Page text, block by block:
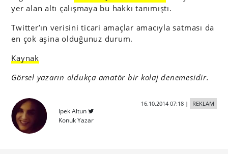
yer alan altı çalışmaya bu hakkı tanımıştı.
Twitter’ın verisini ticari amaçlar amacıyla satması da
en çok aşina olduğunuz durum.
Kaynak
Görsel yazarın oldukça amatör bir kolaj denemesidir.
İpek Altun
Konuk Yazar
16.10.2014 07:18| REKLAM